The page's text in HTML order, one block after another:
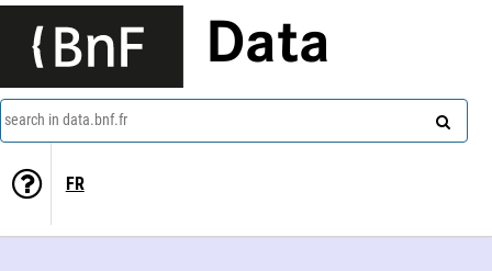
Data
search in data.bnf.fr
FR